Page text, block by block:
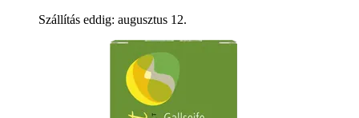
Szállítás eddig: augusztus 12.